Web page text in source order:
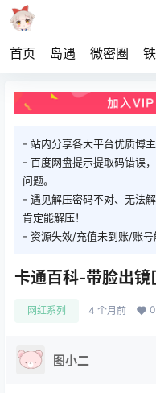
首页 岛遇 微密圈
- 站内分享各大平台优质博
- 百度网盘提示提取码错误
问题。
- 遇见解压密码不对、无法
肯定能解压！
- 资源失效/充值未到账/账
卡通百科-带脸出
网红系列 4 个月前 0
图小二